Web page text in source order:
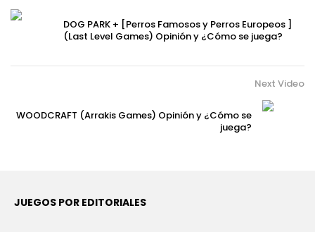
DOG PARK + [Perros Famosos y Perros Europeos ]
(Last Level Games) Opinión y ¿Cómo se juega?
Next Video
WOODCRAFT (Arrakis Games) Opinión y ¿Cómo se
juega?
JUEGOS POR EDITORIALES